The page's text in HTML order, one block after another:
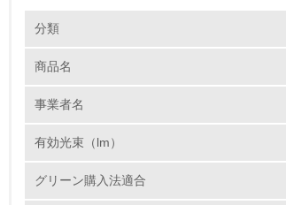
1.環境取り組み体制
No.
分類
商品名
事業者名
有効光束（lm）
グリーン購入法適合